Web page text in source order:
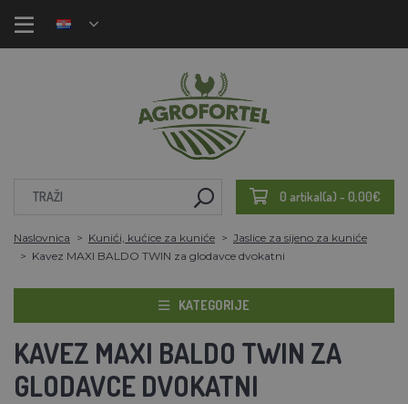
0 artikal(a) - 0,00€
Naslovnica Kunići, kućice za kuniće
Jaslice za sijeno za kuniće
Kavez MAXI BALDO TWIN za glodavce dvokatni
KATEGORIJE
KAVEZ MAXI BALDO TWIN ZA
GLODAVCE DVOKATNI